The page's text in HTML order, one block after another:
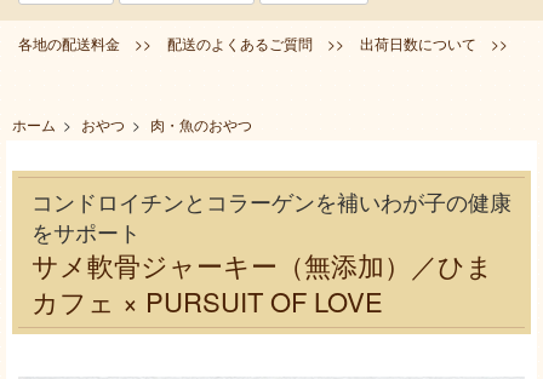
各地の配送料金 >> 配送のよくあるご質問 >> 出荷日数について >>
ホーム > おやつ > 肉・魚のおやつ
コンドロイチンとコラーゲンを補いわが子の健康
をサポート
サメ軟骨ジャーキー（無添加）／ひま
カフェ × PURSUIT OF LOVE